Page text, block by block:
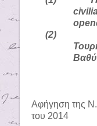
(2)
Βαθύ
Αφήγηση της
του 2014